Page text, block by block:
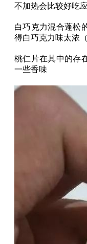
不加热会比较好吃
白巧克力混合蓬松
得白巧克力味太浓
桃仁片在其中的存
一些香味